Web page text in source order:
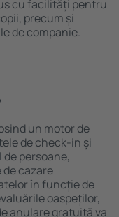
cu facilități pentru
precum și
de companie.
un motor de
de check-in și
persoane,
cazare
în funcție de
oaspeților,
anulare gratuită va